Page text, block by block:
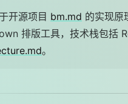
开源项目 bm.md 的实现原
排版工具，技术栈包括
。